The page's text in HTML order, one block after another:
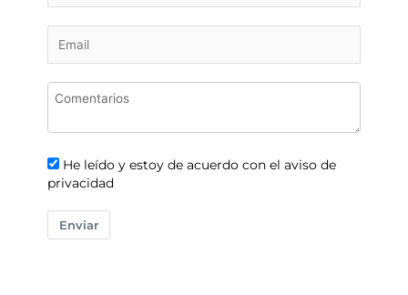
He leído y estoy de acuerdo con el aviso de
privacidad
Enviar